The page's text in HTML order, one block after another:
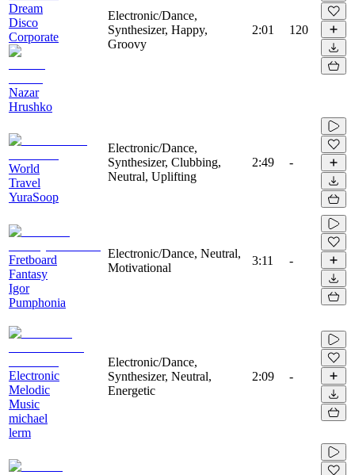
Dream
Disco
Corporate
Nazar
Hrushko
Electronic/Dance,
Synthesizer, Happy,
Groovy
2:01 120
World
Travel
YuraSoop
Electronic/Dance,
Synthesizer, Clubbing,
Neutral, Uplifting
2:49 -
Fretboard
Fantasy
Igor
Pumphonia
Electronic/Dance, Neutral,
Motivational
3:11 -
Electronic
Melodic
Music
michael
lerm
Electronic/Dance,
Synthesizer, Neutral,
Energetic
2:09 -